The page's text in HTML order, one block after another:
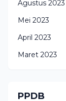
Agustus 2023
Mei 2023
April 2023
Maret 2023
PPDB